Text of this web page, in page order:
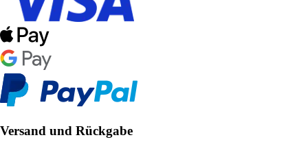
Versand und Rückgabe